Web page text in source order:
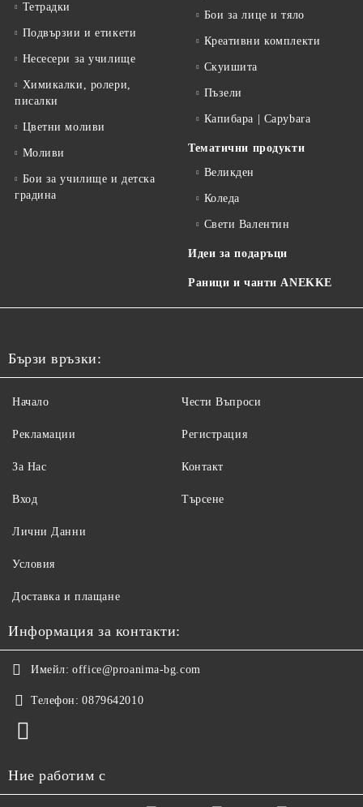
Тетрадки
Подвързии и етикети
Несесери за училище
Химикалки, ролери,
писалки
Цветни моливи
Моливи
Бои за училище и детска
градина
Бои за лице и тяло
Креативни комплекти
Скуишита
Пъзели
Капибара | Capybara
Тематични продукти
Великден
Коледа
Свети Валентин
Идеи за подаръци
Раници и чанти ANEKKE
Бързи връзки:
Начало
Рекламации
За Нас
Вход
Чести Въпроси
Регистрация
Контакт
Търсене
Лични Данни
Условия
Доставка и плащане
Информация за контакти:
Имейл: office@proanima-bg.com
Телефон: 0879642010
Ние работим с